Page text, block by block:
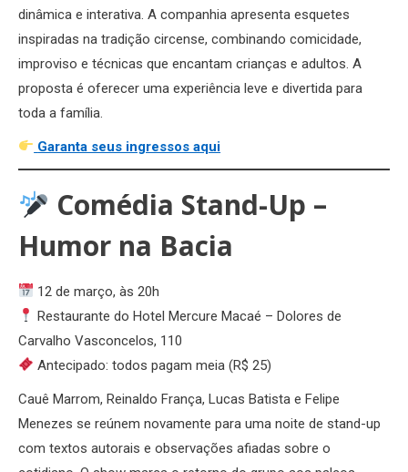
dinâmica e interativa. A companhia apresenta esquetes
inspiradas na tradição circense, combinando comicidade,
improviso e técnicas que encantam crianças e adultos. A
proposta é oferecer uma experiência leve e divertida para
toda a família.
Garanta seus ingressos aqui
Comédia Stand-Up –
Humor na Bacia
12 de março, às 20h
Restaurante do Hotel Mercure Macaé – Dolores de
Carvalho Vasconcelos, 110
Antecipado: todos pagam meia (R$ 25)
Cauê Marrom, Reinaldo França, Lucas Batista e Felipe
Menezes se reúnem novamente para uma noite de stand-up
com textos autorais e observações afiadas sobre o